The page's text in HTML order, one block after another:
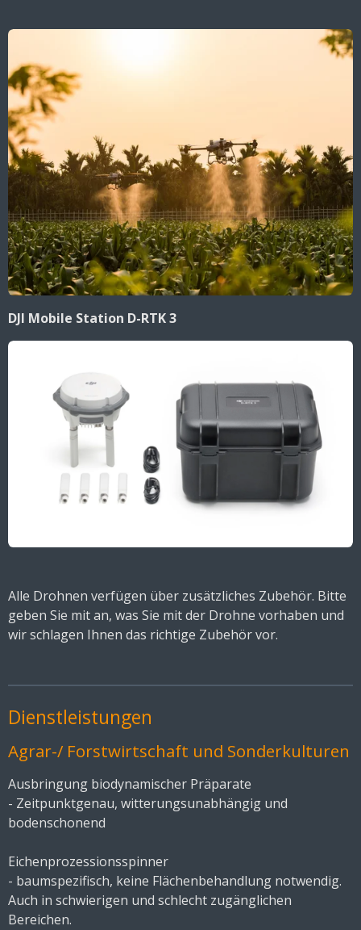
DJI Mobile Station D-RTK 3
Alle Drohnen verfügen über zusätzliches Zubehör. Bitte
geben Sie mit an, was Sie mit der Drohne vorhaben und
wir schlagen Ihnen das richtige Zubehör vor.
Dienstleistungen
Agrar-/ Forstwirtschaft und Sonderkulturen
Ausbringung biodynamischer Präparate
- Zeitpunktgenau, witterungsunabhängig und
bodenschonend
Eichenprozessionsspinner
- baumspezifisch, keine Flächenbehandlung notwendig.
Auch in schwierigen und schlecht zugänglichen
Bereichen.